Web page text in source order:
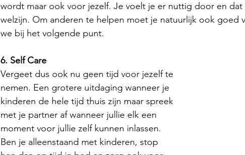
wordt maar ook voor jezelf. Je voelt je er nuttig door en
welzijn. Om anderen te helpen moet je natuurlijk ook goed
we bij het volgende punt.
6. Self Care
Vergeet dus ook nu geen tijd voor jezelf te
nemen. Een grotere uitdaging wanneer je
kinderen de hele tijd thuis zijn maar spreek
met je partner af wanneer jullie elk een
moment voor jullie zelf kunnen inlassen.
Ben je alleenstaand met kinderen, stop